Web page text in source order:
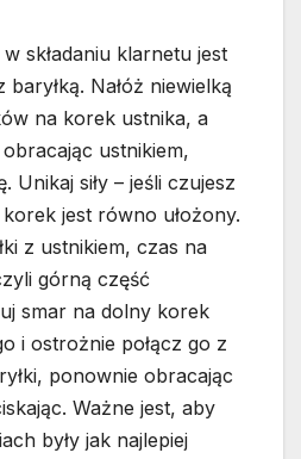
składaniu klarnetu jest
baryłką. Nałóż niewielką
na korek ustnika, a
ustnikiem,
Unikaj siły – jeśli czujesz
jest równo ułożony.
z ustnikiem, czas na
górną część
smar na dolny korek
i ostrożnie połącz go z
ponownie obracając
Ważne jest, aby
były jak najlepiej